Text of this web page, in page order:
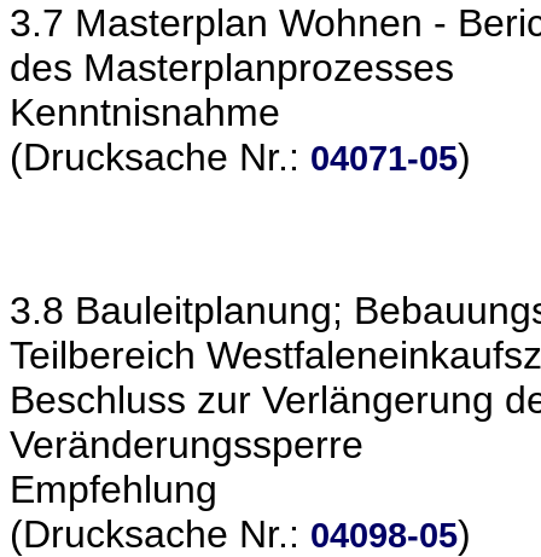
3.7 Masterplan Wohnen -
des Masterplanprozesses
Kenntnisnahme
(Drucksache Nr.: 04071-05)
3.8 Bauleitplanung;
Teilbereich
Beschluss zur Verlängerung
Veränderungssperre
Empfehlung
(Drucksache Nr.: 04098-05)